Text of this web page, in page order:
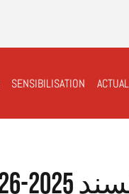
SENSIBILISATION
2026